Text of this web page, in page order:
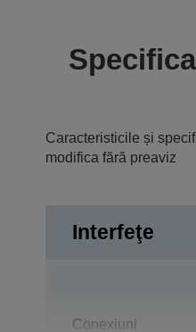
Caracteristicile și
modifica fără preaviz
Interfeţe
Conexiuni